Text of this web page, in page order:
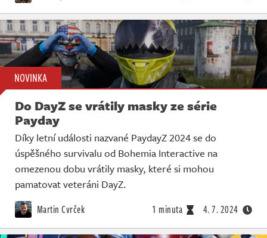
NOVINKA
Do DayZ se vrátily masky ze série
Payday
Díky letní události nazvané PaydayZ 2024 se do
úspěšného survivalu od Bohemia Interactive na
omezenou dobu vrátily masky, které si mohou
pamatovat veteráni DayZ.
Martin Cvrček 1 minuta 4. 7. 2024